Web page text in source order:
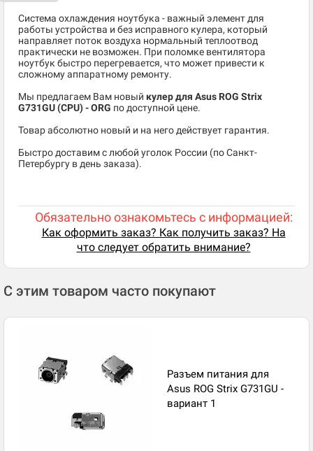
Система охлаждения ноутбука - важный элемент для
работы устройства и без исправного кулера, который
направляет поток воздуха нормальный теплоотвод
практически не возможен. При поломке вентилятора
ноутбук быстро перегревается, что может привести к
сложному аппаратному ремонту.
Мы предлагаем Вам новый кулер для Asus ROG Strix
G731GU (CPU) - ORG по доступной цене.
Товар абсолютно новый и на него действует гарантия.
Быстро доставим с любой уголок России (по Санкт-
Петербургу в день заказа).
Обязательно ознакомьтесь с информацией:
Как оформить заказ? Как получить заказ? На
что следует обратить внимание?
С этим товаром часто покупают
Разъем питания для
Asus ROG Strix G731GU -
вариант 1